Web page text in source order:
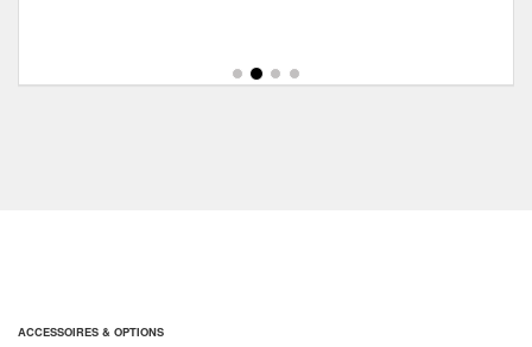
ACCESSOIRES & OPTIONS